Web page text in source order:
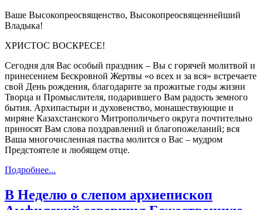
Ваше Высокопреосвященство, Высокопреосвященнейший
Владыка!
ХРИСТОС ВОСКРЕСЕ!
Сегодня для Вас особый праздник – Вы с горячей молитвой и
принесением Бескровной Жертвы «о всех и за вся» встречаете
свой День рождения, благодарите за прожитые годы жизни
Творца и Промыслителя, подарившего Вам радость земного
бытия. Архипастыри и духовенство, монашествующие и
миряне Казахстанского Митрополичьего округа почтительно
приносят Вам слова поздравлений и благопожеланий; вся
Ваша многочисленная паства молится о Вас – мудром
Предстоятеле и любящем отце.
Подробнее...
В Неделю о слепом архиепископ